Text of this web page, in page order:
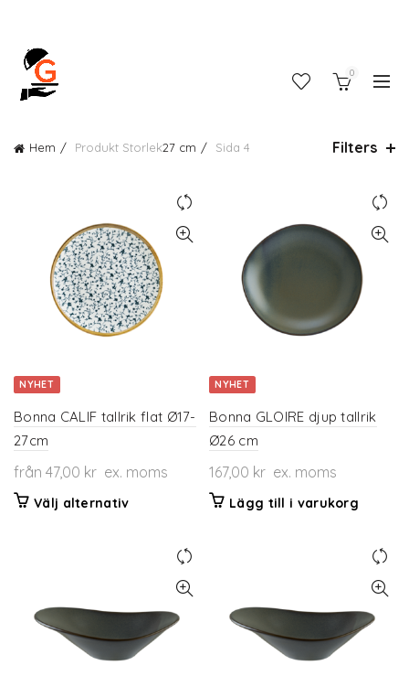
0
Hem Produkt Storlek27 cm Sida 4 Filters
NYHET
Bonna CALIF tallrik flat Ø17-
27cm
från 47,00 kr ex. moms
Välj alternativDen
olika
alternativen
NYHET
Bonna GLOIRE djup tallrik
Ø26 cm
167,00 kr ex. moms
Lägg till i varukorg